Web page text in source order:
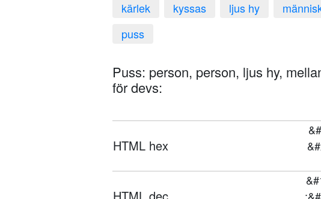
kärlek kyssas ljus hy
puss
Puss: person, person, ljus hy,
för devs:
HTML hex